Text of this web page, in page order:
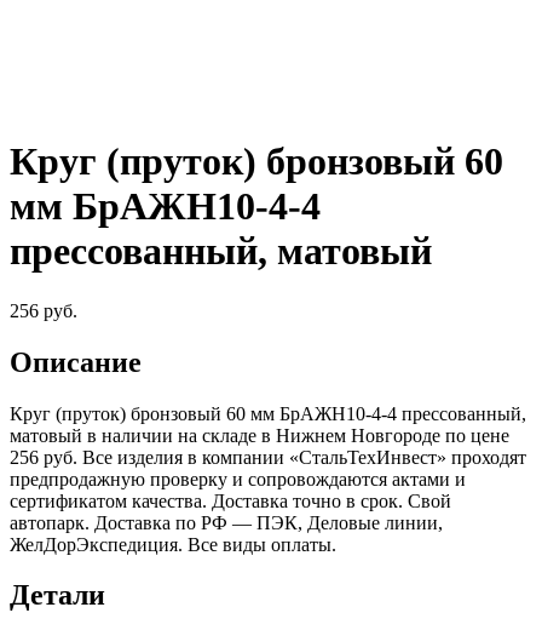
Круг (пруток) бронзовый 60
мм БрАЖН10-4-4
прессованный, матовый
256 руб.
Описание
Круг (пруток) бронзовый 60 мм БрАЖН10-4-4 прессованный,
матовый в наличии на складе в Нижнем Новгороде по цене
256 руб. Все изделия в компании «СтальТехИнвест» проходят
предпродажную проверку и сопровождаются актами и
сертификатом качества. Доставка точно в срок. Свой
автопарк. Доставка по РФ — ПЭК, Деловые линии,
ЖелДорЭкспедиция. Все виды оплаты.
Детали